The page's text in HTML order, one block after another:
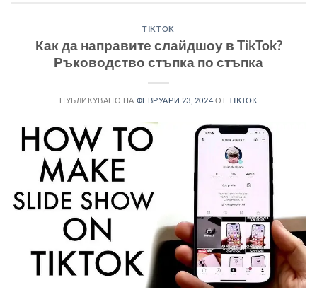
TIKTOK
Как да направите слайдшоу в TikTok?
Ръководство стъпка по стъпка
ПУБЛИКУВАНО НА ФЕВРУАРИ 23, 2024 ОТTIKTOK